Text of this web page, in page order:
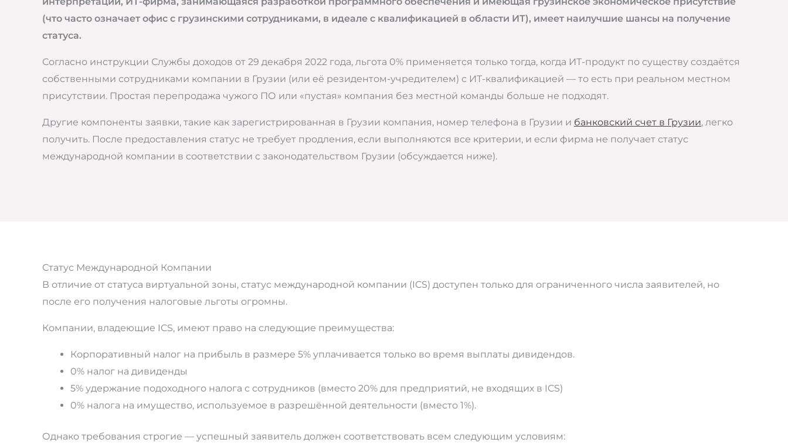
(что часто означает офис с грузинскими сотрудниками, в идеале с квалификацией в области ИТ), имеет наилучшие шансы на получение
статуса.
Согласно инструкции Службы доходов от 29 декабря 2022 года, льгота 0% применяется только тогда, когда ИТ-продукт по существу создаётся
собственными сотрудниками компании в Грузии (или её резидентом-учредителем) с ИТ-квалификацией — то есть при реальном местном
присутствии. Простая перепродажа чужого ПО или «пустая» компания без местной команды больше не подходят.
Другие компоненты заявки, такие как зарегистрированная в Грузии компания, номер телефона в Грузии и банковский счет в Грузии, легко
получить. После предоставления статус не требует продления, если выполняются все критерии, и если фирма не получает статус
международной компании в соответствии с законодательством Грузии (обсуждается ниже).
Статус Международной Компании
В отличие от статуса виртуальной зоны, статус международной компании (ICS) доступен только для ограниченного числа заявителей, но
после его получения налоговые льготы огромны.
Компании, владеющие ICS, имеют право на следующие преимущества:
Корпоративный налог на прибыль в размере 5% уплачивается только во время выплаты дивидендов.
0% налог на дивиденды
5% удержание подоходного налога с сотрудников (вместо 20% для предприятий, не входящих в ICS)
0% налога на имущество, используемое в разрешённой деятельности (вместо 1%).
Однако требования строгие — успешный заявитель должен соответствовать всем следующим условиям: